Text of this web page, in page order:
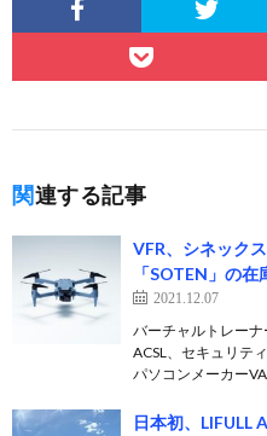
関連する記事
VFR、シネック
「SOTEN」の
2021.12.07
バーチャルトレーナ
ACSL、セキュリテ
パソコンメーカー
日本初、LIFULL